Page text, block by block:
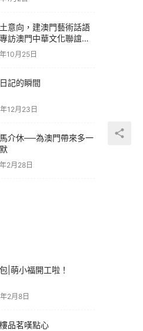
意向，建澳門藝術話語
澳門中華文化聯誼會
員會
10月25日
記的瞬間
12月23日
介休──為澳門帶來多一
2月28日
|萌小福開工啦！
2月8日
品茗嘆點心